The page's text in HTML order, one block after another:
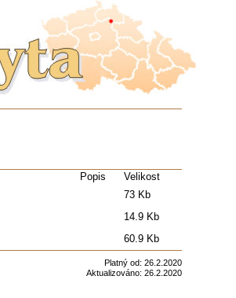
Popis
Velikost
73 Kb
14.9 Kb
60.9 Kb
Platný od: 26.2.2020
Aktualizováno: 26.2.2020